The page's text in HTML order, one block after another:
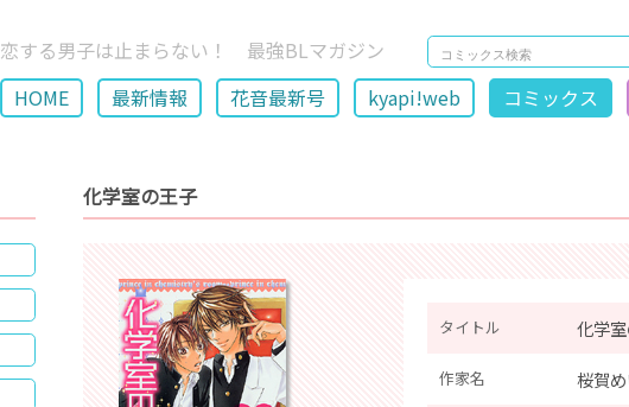
恋する男子は止まらない！ 最強BLマガジン
HOME
最新情報 花音最新号 kyapi!web コミックス
化学室の王子
タイトル 化学
作家名 桜賀め